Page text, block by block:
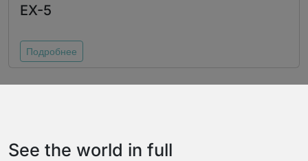
EX-5
Подробнее
See the world in full